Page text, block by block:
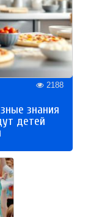
2188
знания
детей